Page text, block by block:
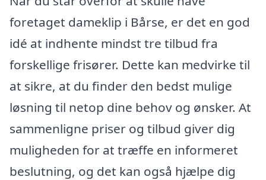
foretaget dameklip i Bårse, er det en god
idé at indhente mindst tre tilbud fra
forskellige frisører. Dette kan medvirke til
at sikre, at du finder den bedst mulige
løsning til netop dine behov og ønsker. At
sammenligne priser og tilbud giver dig
muligheden for at træffe en informeret
beslutning, og det kan også hjælpe dig